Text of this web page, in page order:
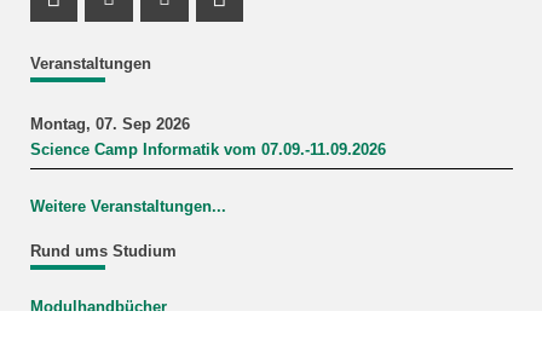
Veranstaltungen
Montag, 07. Sep 2026
Science Camp Informatik vom 07.09.-11.09.2026
Weitere Veranstaltungen...
Rund ums Studium
Modulhandbücher
Profil Mastodon
Instagram Profil
Youtube Profil
LinkedIn Profil